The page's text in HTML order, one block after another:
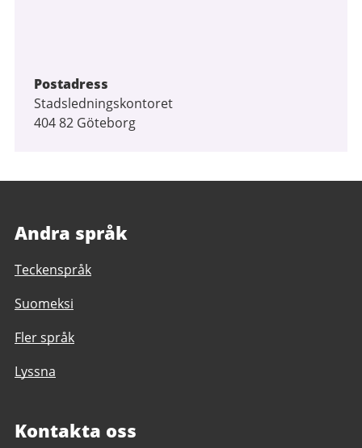
Postadress
Stadsledningskontoret
404 82 Göteborg
Andra språk
Teckenspråk
Suomeksi
Fler språk
Lyssna
Kontakta oss